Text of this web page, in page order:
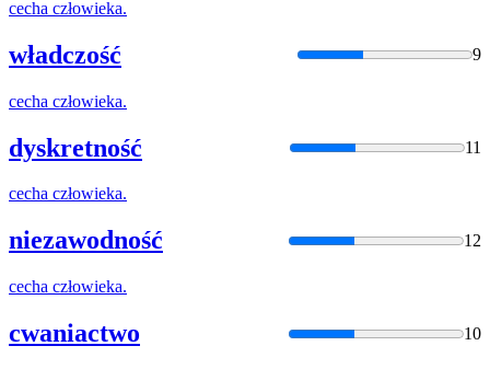
cecha człowieka.
władczość 9
cecha człowieka.
dyskretność 11
cecha człowieka.
niezawodność 12
cecha człowieka.
cwaniactwo 10